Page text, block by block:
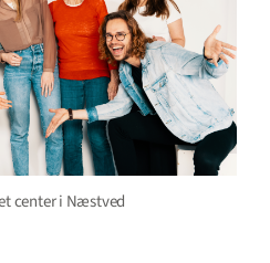
center i Næstved